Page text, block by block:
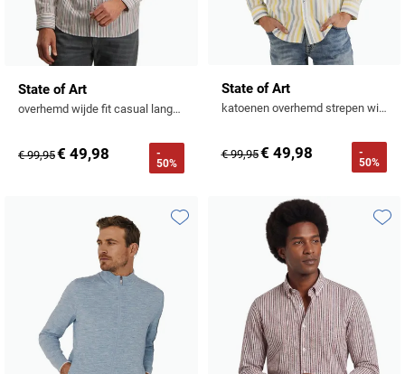
State of Art
overhemd wijde fit casual lange mouw gestreept
€ 99,95€ 49,98
-
50%
State of Art
katoenen overhemd strepen wijde fit
€ 99,95€ 49,98
-
50%
Toevoegen aan favorieten